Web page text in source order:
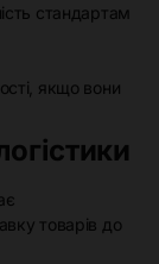
стандартам
якщо вони
товарів до